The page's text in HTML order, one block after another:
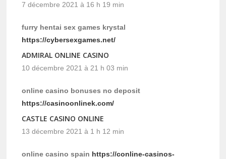
7 décembre 2021 à 16 h 19 min
furry hentai sex games krystal
https://cybersexgames.net/
ADMIRAL ONLINE CASINO
10 décembre 2021 à 21 h 03 min
online casino bonuses no deposit
https://casinoonlinek.com/
CASTLE CASINO ONLINE
13 décembre 2021 à 1 h 12 min
online casino spain https://conline-casinos-